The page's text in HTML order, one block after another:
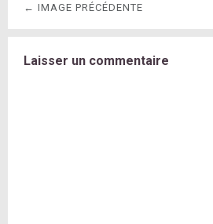
← IMAGE PRÉCÉDENTE
Laisser un commentaire